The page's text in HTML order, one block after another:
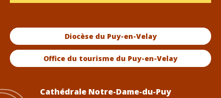
Diocèse du Puy-en-Velay
Office du tourisme du Puy-en-Velay
Cathédrale Notre-Dame-du-Puy